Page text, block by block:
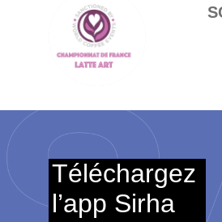
SF
Téléchargez
l’app Sirha